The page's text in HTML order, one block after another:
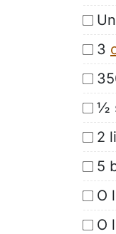
3
½
2
5
O
O